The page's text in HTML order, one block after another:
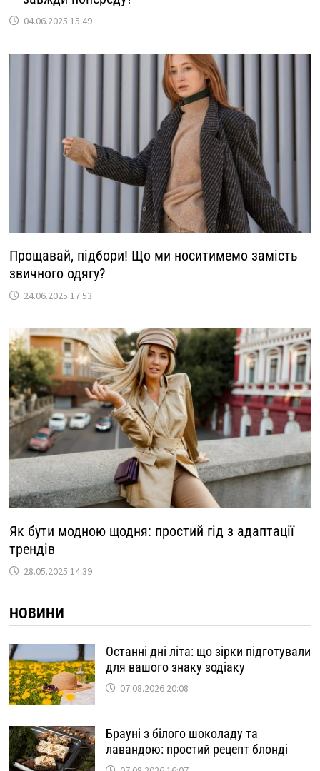
04.06.2025 15:49
Прощавай, підбори! Що ми носитимемо замість
звичного одягу?
24.06.2025 17:53
Як бути модною щодня: простий гід з адаптації
трендів
28.05.2025 14:39
НОВИНИ
Останні дні літа: що зірки підготували
для вашого знаку зодіаку
07.08.2026 20:08
Брауні з білого шоколаду та
лавандою: простий рецепт блонді